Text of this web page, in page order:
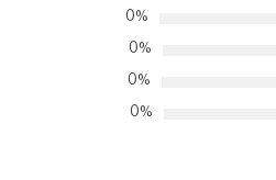
0%
0%
0%
0%